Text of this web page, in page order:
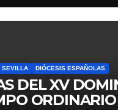
SEVILLA DIÓCESIS ESPAÑOLAS
DEL XV